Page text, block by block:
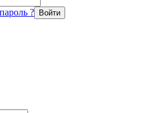
?
Войти